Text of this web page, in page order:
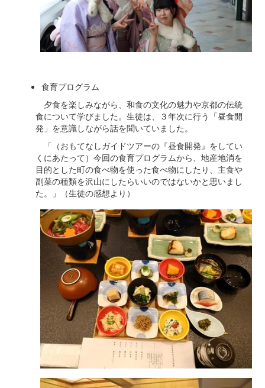
食育プログラム
夕食を楽しみながら、和食の文化の魅力や京都の伝統
食について学びました。生徒は、３年次に行う「昼食開
発」を意識しながら話を聞いていました。
「（おもてなしガイドツアーの『昼食開発』をしてい
くにあたって）今回の食育プログラムから、地産地消を
目的とした町の食べ物を使った食べ物にしたり、主食や
副菜の種類を沢山にしたらいいのではないかと思いまし
た。」（生徒の感想より）